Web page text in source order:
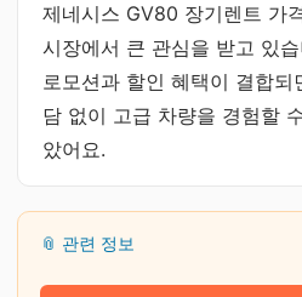
제네시스 GV80 장기렌트 가
시장에서 큰 관심을 받고 있
로모션과 할인 혜택이 결합
담 없이 고급 차량을 경험할
았어요.
📎 관련 정보